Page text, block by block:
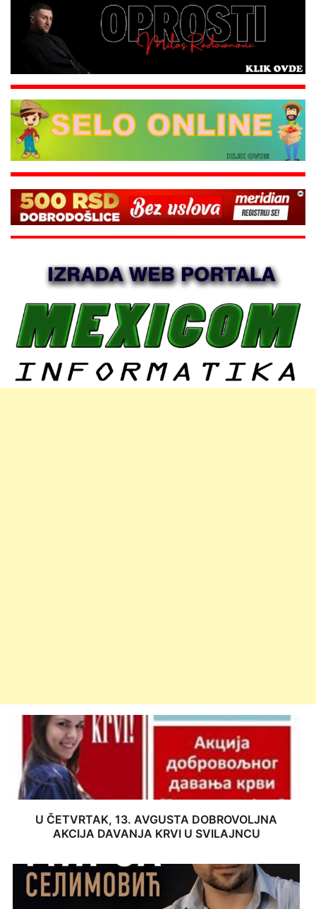
U ČETVRTAK, 13. AVGUSTA DOBROVOLJNA
AKCIJA DAVANJA KRVI U SVILAJNCU